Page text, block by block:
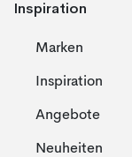
Inspiration
Marken
Inspiration
Angebote
Neuheiten